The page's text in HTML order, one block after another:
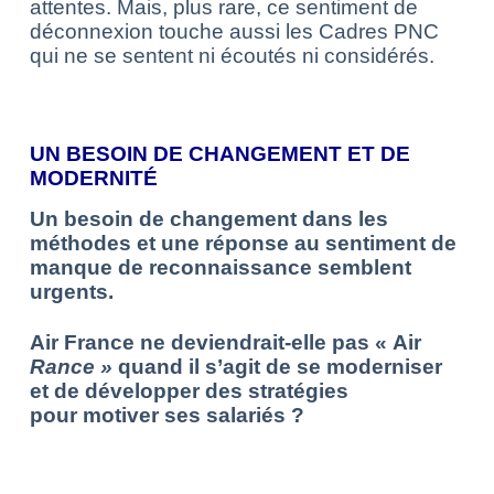
attentes. Mais, plus rare, ce sentiment de
déconnexion touche aussi les Cadres PNC
qui ne se sentent ni écoutés ni considérés.
UN BESOIN DE CHANGEMENT ET DE
MODERNITÉ
Un besoin de changement dans les
méthodes et une réponse au sentiment de
manque de reconnaissance semblent
urgents.
Air France ne deviendrait-elle pas « Air
Rance » quand il s’agit de se moderniser
et de développer des stratégies
pour motiver ses salariés ?